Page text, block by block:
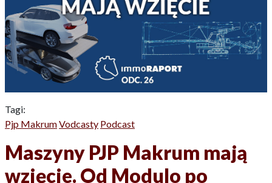
Tagi:
Pjp MakrumVodcasty Podcast
Maszyny PJP Makrum mają
wzięcie. Od Modulo po